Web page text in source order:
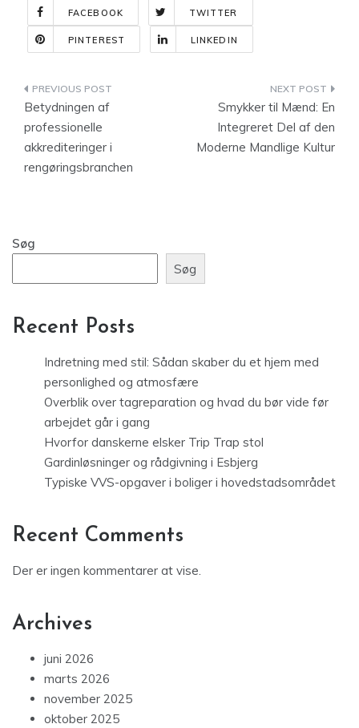
FACEBOOK TWITTER
PINTEREST LINKEDIN
Indlægsnavigation
Betydningen af
professionelle
akkrediteringer i
rengøringsbranchen
Smykker til Mænd: En
Integreret Del af den
Moderne Mandlige Kultur
Søg
Søg
Recent Posts
Indretning med stil: Sådan skaber du et hjem med
personlighed og atmosfære
Overblik over tagreparation og hvad du bør vide før
arbejdet går i gang
Hvorfor danskerne elsker Trip Trap stol
Gardinløsninger og rådgivning i Esbjerg
Typiske VVS-opgaver i boliger i hovedstadsområdet
Recent Comments
Der er ingen kommentarer at vise.
Archives
juni 2026
marts 2026
november 2025
oktober 2025